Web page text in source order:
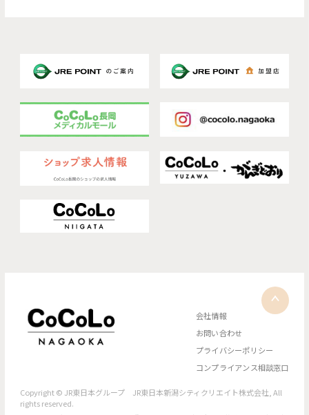
会社情報
お問い合わせ
プライバシーポリシー
コンプライアンス相談窓口
Copyright © JR東日本グループ JR東日本新潟シティクリエイト株式会社, All
rights reserved.